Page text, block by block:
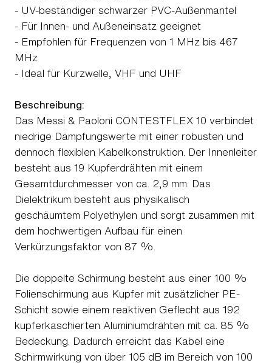
- UV-beständiger schwarzer PVC-Außenmantel
- Für Innen- und Außeneinsatz geeignet
- Empfohlen für Frequenzen von 1 MHz bis 467
MHz
- Ideal für Kurzwelle, VHF und UHF
Beschreibung:
Das Messi & Paoloni CONTESTFLEX 10 verbindet
niedrige Dämpfungswerte mit einer robusten und
dennoch flexiblen Kabelkonstruktion. Der Innenleiter
besteht aus 19 Kupferdrähten mit einem
Gesamtdurchmesser von ca. 2,9 mm. Das
Dielektrikum besteht aus physikalisch
geschäumtem Polyethylen und sorgt zusammen mit
dem hochwertigen Aufbau für einen
Verkürzungsfaktor von 87 %.
Die doppelte Schirmung besteht aus einer 100 %
Folienschirmung aus Kupfer mit zusätzlicher PE-
Schicht sowie einem reaktiven Geflecht aus 192
kupferkaschierten Aluminiumdrähten mit ca. 85 %
Bedeckung. Dadurch erreicht das Kabel eine
Schirmwirkung von über 105 dB im Bereich von 100